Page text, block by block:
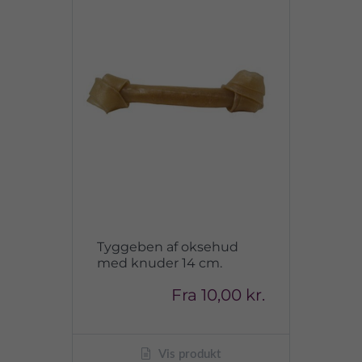
Tyggeben af oksehud
med knuder 14 cm.
Fra 10,00 kr.
Vis produkt